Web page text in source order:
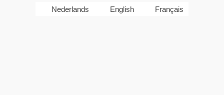
Nederlands English Français